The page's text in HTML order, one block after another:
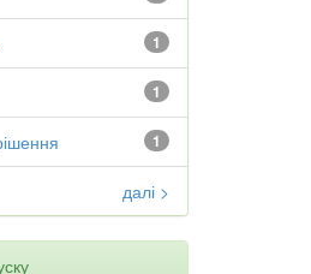
1
1
1
далі >